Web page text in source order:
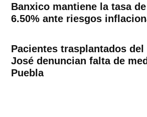
Banxico mantiene la tasa
6.50% ante riesgos
Pacientes trasplantados del
José denuncian falta de
Puebla